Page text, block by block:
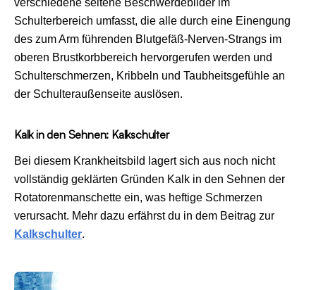
Schulterbereich umfasst, die alle durch eine Einengung
des zum Arm führenden Blutgefäß-Nerven-Strangs im
oberen Brustkorbbereich hervorgerufen werden und
Schulterschmerzen, Kribbeln und Taubheitsgefühle an
der Schulteraußenseite auslösen.
Kalk in den Sehnen: Kalkschulter
Bei diesem Krankheitsbild lagert sich aus noch nicht
vollständig geklärten Gründen Kalk in den Sehnen der
Rotatorenmanschette ein, was heftige Schmerzen
verursacht. Mehr dazu erfährst du in dem Beitrag zur
Kalkschulter.